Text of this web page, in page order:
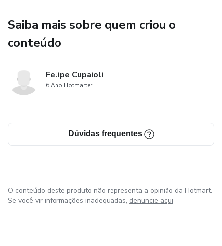
✔ Como montar pratos simples no dia a dia
✔ Um cardápio prático de 7 dias
✔ Como ter mais saciedade, energia e equilíbrio
Tudo explicado de forma simples, prática e acessível, sem
Saiba mais sobre quem criou o
conteúdo
Felipe Cupaioli
6 Ano Hotmarter
Dúvidas frequentes
O conteúdo deste produto não representa a opinião da Hotmart.
Se você vir informações inadequadas, denuncie aqui